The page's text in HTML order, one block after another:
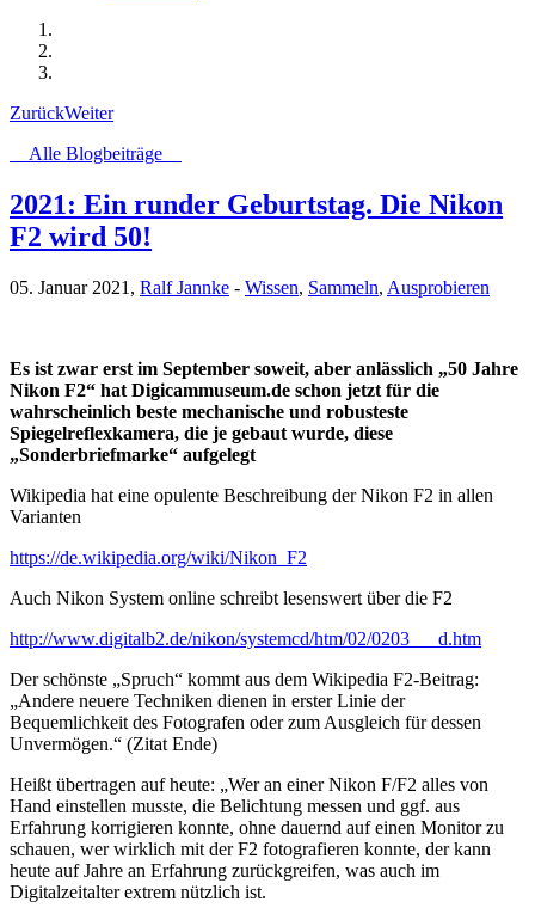
ZurückWeiter
Alle Blogbeiträge
2021: Ein runder Geburtstag. Die Nikon
F2 wird 50!
05. Januar 2021, Ralf Jannke - Wissen, Sammeln, Ausprobieren
Es ist zwar erst im September soweit, aber anlässlich „50 Jahre
Nikon F2“ hat Digicammuseum.de schon jetzt für die
wahrscheinlich beste mechanische und robusteste
Spiegelreflexkamera, die je gebaut wurde, diese
„Sonderbriefmarke“ aufgelegt
Wikipedia hat eine opulente Beschreibung der Nikon F2 in allen
Varianten
https://de.wikipedia.org/wiki/Nikon_F2
Auch Nikon System online schreibt lesenswert über die F2
http://www.digitalb2.de/nikon/systemcd/htm/02/0203___d.htm
Der schönste „Spruch“ kommt aus dem Wikipedia F2-Beitrag:
„Andere neuere Techniken dienen in erster Linie der
Bequemlichkeit des Fotografen oder zum Ausgleich für dessen
Unvermögen.“ (Zitat Ende)
Heißt übertragen auf heute: „Wer an einer Nikon F/F2 alles von
Hand einstellen musste, die Belichtung messen und ggf. aus
Erfahrung korrigieren konnte, ohne dauernd auf einen Monitor zu
schauen, wer wirklich mit der F2 fotografieren konnte, der kann
heute auf Jahre an Erfahrung zurückgreifen, was auch im
Digitalzeitalter extrem nützlich ist.